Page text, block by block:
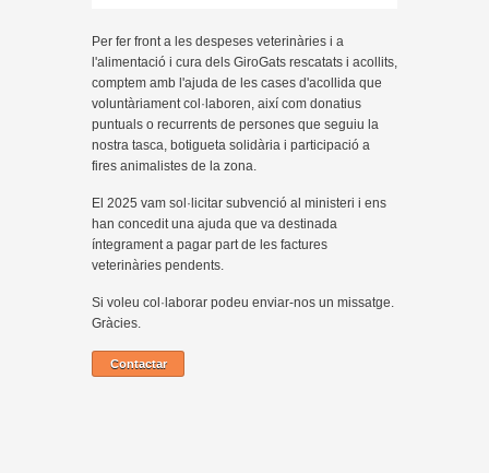
Per fer front a les despeses veterinàries i a
l'alimentació i cura dels GiroGats rescatats i acollits,
comptem amb l'ajuda de les cases d'acollida que
voluntàriament col·laboren, així com donatius
puntuals o recurrents de persones que seguiu la
nostra tasca, botigueta solidària i participació a
fires animalistes de la zona.
El 2025 vam sol·licitar subvenció al ministeri i ens
han concedit una ajuda que va destinada
íntegrament a pagar part de les factures
veterinàries pendents.
Si voleu col·laborar podeu enviar-nos un missatge.
Gràcies.
Contactar